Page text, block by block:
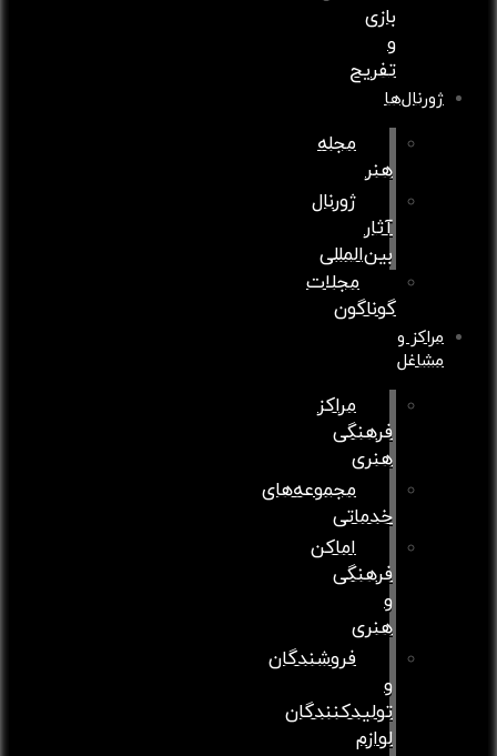
بازی
و
تفریح
ژورنال‌ها
مجله
هنر
ژورنال
آثار
بین‌المللی
مجلات
گوناگون
مراکز و
مشاغل
مراکز
فرهنگی
هنری
مجموعه‌های
خدماتی
اماکن
فرهنگی
و
هنری
فروشندگان
و
تولیدکنندگان
لوازم